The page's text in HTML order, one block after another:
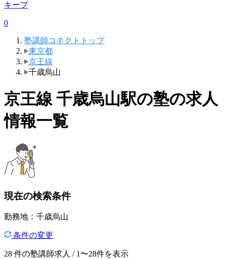
キープ
0
塾講師コネクトトップ
東京都
京王線
千歳烏山
京王線 千歳烏山駅の塾の求人
情報一覧
現在の検索条件
勤務地：千歳烏山
条件の変更
28 件の塾講師求人 / 1〜28件を表示